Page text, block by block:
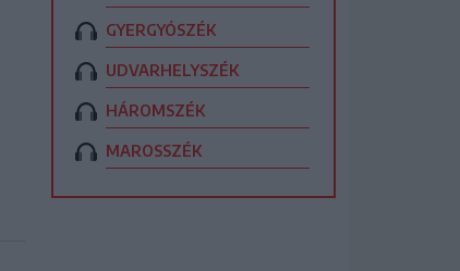
GYERGYÓSZÉK
UDVARHELYSZÉK
HÁROMSZÉK
MAROSSZÉK